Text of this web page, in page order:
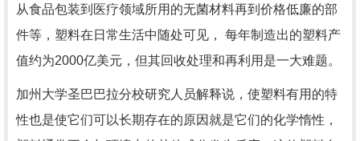
从食品包装到医疗领域所用的无菌材料再到价格低廉的部
件等，塑料在日常生活中随处可见， 每年制造出的塑料产
值约为2000亿美元，但其回收处理和再利用是一大难题。
加州大学圣巴巴拉分校研究人员解释说，使塑料有用的特
性也是使它们可以长期存在的原因就是它们的化学惰性，